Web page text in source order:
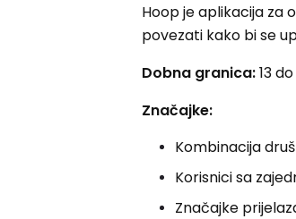
Hoop je aplikacija za
povezati kako bi se
Dobna granica:13
Značajke:
Kombinacija
Korisnici sa
Značajke